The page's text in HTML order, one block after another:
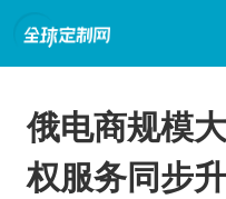
俄电商规模
权服务同步